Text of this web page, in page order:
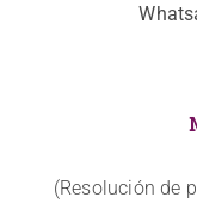
(Resolución de